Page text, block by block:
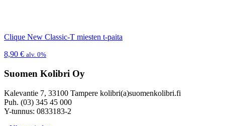
Clique New Classic-T miesten t-paita
8,90 € alv. 0%
Suomen Kolibri Oy
Kalevantie 7, 33100 Tampere kolibri(a)suomenkolibri.fi
Puh. (03) 345 45 000
Y-tunnus: 0833183-2